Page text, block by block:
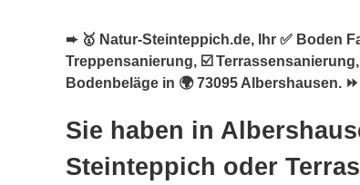
➨ 🥇 Natur-Steinteppich.de, Ihr ✅ Boden
Treppensanierung, ☑️
Bodenbeläge in 🌍 73095 Albershausen.
Sie haben in
Steinteppich oder